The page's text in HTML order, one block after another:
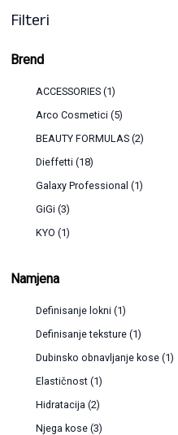
Filteri
Brend
ACCESSORIES (1)
Arco Cosmetici (5)
BEAUTY FORMULAS (2)
Dieffetti (18)
Galaxy Professional (1)
GiGi (3)
KYO (1)
REVOX
Namjena
Definisanje lokni (1)
Definisanje teksture (1)
Dubinsko obnavljanje kose (1)
Elastičnost (1)
Hidratacija (2)
Njega kose (3)